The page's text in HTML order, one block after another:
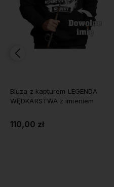
Bluza z kapturem LEGENDA
WĘDKARSTWA z imieniem
110,00 zł